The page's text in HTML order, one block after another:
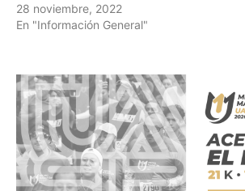
28 noviembre, 2022
En "Información General"